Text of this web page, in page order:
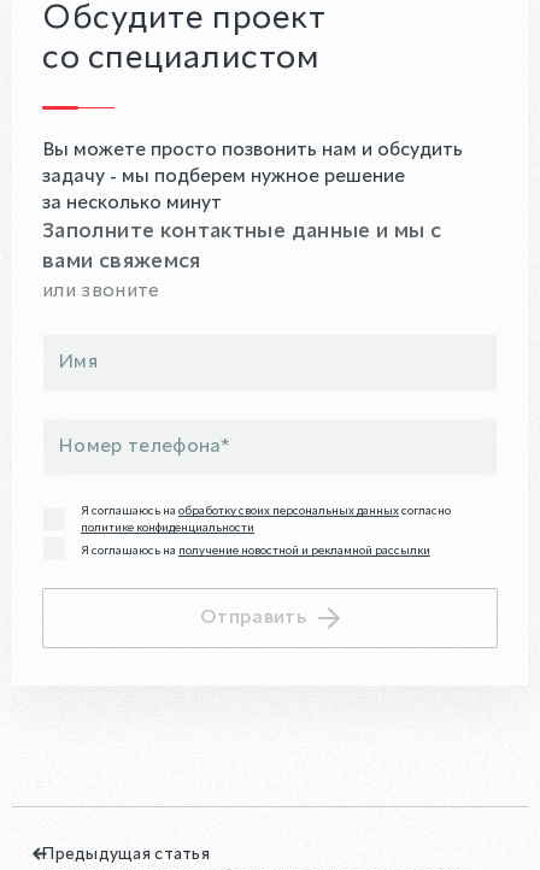
Обсудите проект
со специалистом
Вы можете просто позвонить нам и обсудить
задачу - мы подберем нужное решение
за несколько минут
Заполните контактные данные и мы с
вами свяжемся
или звоните
Я соглашаюсь на обработку своих персональных данных согласно
политике конфиденциальности
Я соглашаюсь на получение новостной и рекламной рассылки
Отправить
Предыдущая статья